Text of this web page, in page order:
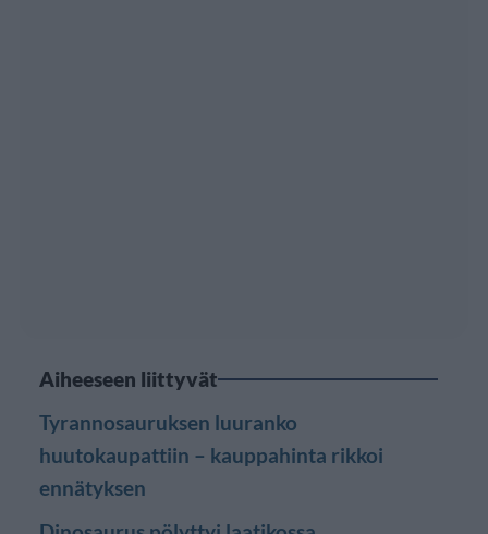
Aiheeseen liittyvät
Tyrannosauruksen luuranko
huutokaupattiin – kauppahinta rikkoi
ennätyksen